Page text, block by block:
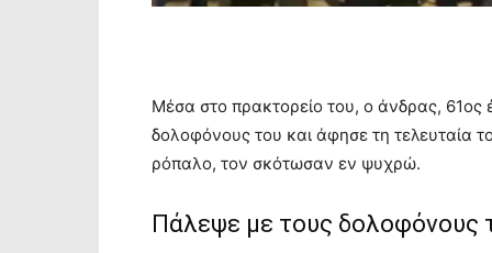
Μέσα στο πρακτορείο του, ο άνδρας,
δολοφόνους του και άφησε τη τελευταία
ρόπαλο, τον σκότωσαν εν ψυχρώ.
Πάλεψε με τους δολοφόνους